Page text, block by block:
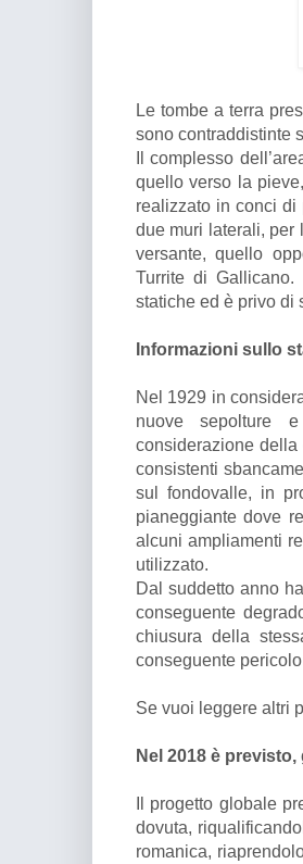
Le tombe a terra
sono contraddistinte
Il complesso
quello verso la
realizzato in conci di
due muri laterali, per
versante, quello
Turrite di
statiche ed è privo di
Informazioni sullo
Nel 1929 in
nuove sepolture
considerazione
consistenti
sul fondovalle, in
pianeggiante dove
alcuni ampliamenti
utilizzato.
Dal suddetto anno
conseguente
chiusura della
conseguente
Se vuoi leggere altri
Nel 2018 è
Il progetto globale
dovuta,
romanica,